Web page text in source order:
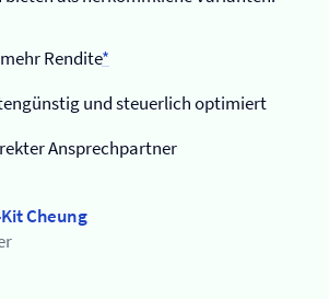
Rendite*
und steuerlich optimiert
Ansprechpartner
Cheung